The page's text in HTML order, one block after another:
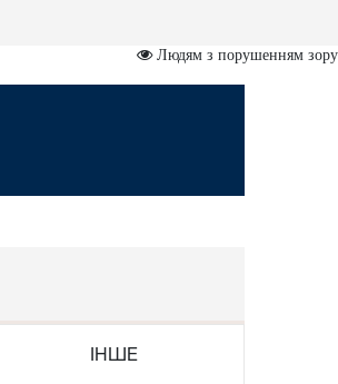
Людям з порушенням зору
ІНШЕ